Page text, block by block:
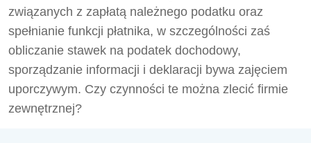
związanych z zapłatą należnego podatku oraz
spełnianie funkcji płatnika, w szczególności zaś
obliczanie stawek na podatek dochodowy,
sporządzanie informacji i deklaracji bywa zajęciem
uporczywym. Czy czynności te można zlecić firmie
zewnętrznej?